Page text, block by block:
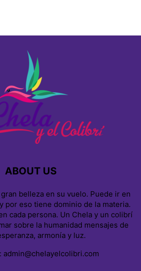
ABOUT US
belleza en su vuelo. Puede ir en
por eso tiene dominio de la materia.
cada persona. Un Chela y un colibrí
sobre la humanidad mensajes de
armonía y luz.
admin@chelayelcolibri.com